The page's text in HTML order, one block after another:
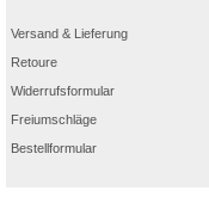
Versand & Lieferung
Retoure
Widerrufsformular
Freiumschläge
Bestellformular